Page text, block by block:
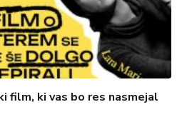
film, ki vas bo res nasmejal